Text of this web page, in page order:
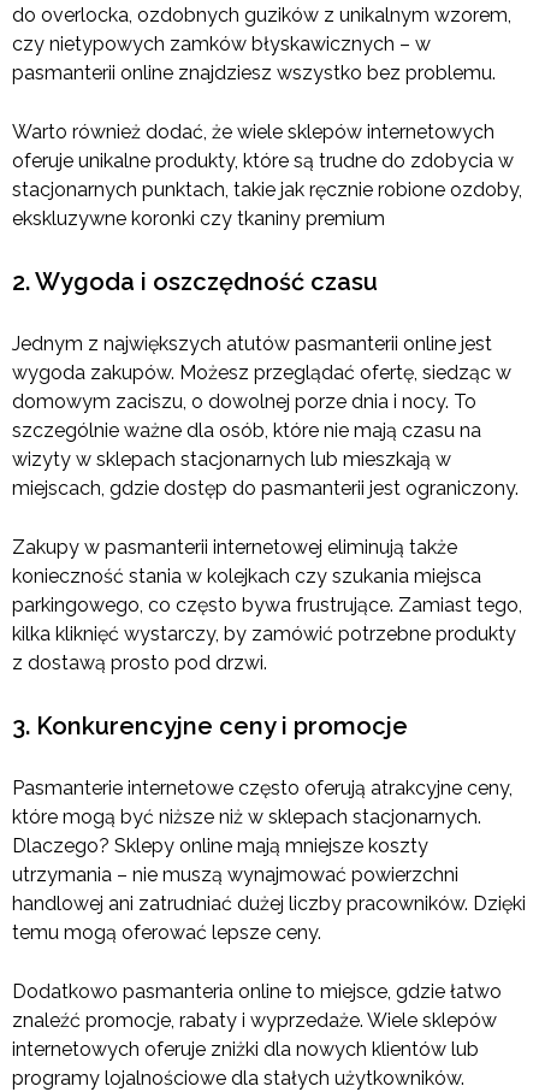
do overlocka, ozdobnych guzików z unikalnym wzorem,
czy nietypowych zamków błyskawicznych – w
pasmanterii online znajdziesz wszystko bez problemu.
Warto również dodać, że wiele sklepów internetowych
oferuje unikalne produkty, które są trudne do zdobycia w
stacjonarnych punktach, takie jak ręcznie robione ozdoby,
ekskluzywne koronki czy tkaniny premium
2. Wygoda i oszczędność czasu
Jednym z największych atutów pasmanterii online jest
wygoda zakupów. Możesz przeglądać ofertę, siedząc w
domowym zaciszu, o dowolnej porze dnia i nocy. To
szczególnie ważne dla osób, które nie mają czasu na
wizyty w sklepach stacjonarnych lub mieszkają w
miejscach, gdzie dostęp do pasmanterii jest ograniczony.
Zakupy w pasmanterii internetowej eliminują także
konieczność stania w kolejkach czy szukania miejsca
parkingowego, co często bywa frustrujące. Zamiast tego,
kilka kliknięć wystarczy, by zamówić potrzebne produkty
z dostawą prosto pod drzwi.
3. Konkurencyjne ceny i promocje
Pasmanterie internetowe często oferują atrakcyjne ceny,
które mogą być niższe niż w sklepach stacjonarnych.
Dlaczego? Sklepy online mają mniejsze koszty
utrzymania – nie muszą wynajmować powierzchni
handlowej ani zatrudniać dużej liczby pracowników. Dzięki
temu mogą oferować lepsze ceny.
Dodatkowo pasmanteria online to miejsce, gdzie łatwo
znaleźć promocje, rabaty i wyprzedaże. Wiele sklepów
internetowych oferuje zniżki dla nowych klientów lub
programy lojalnościowe dla stałych użytkowników.